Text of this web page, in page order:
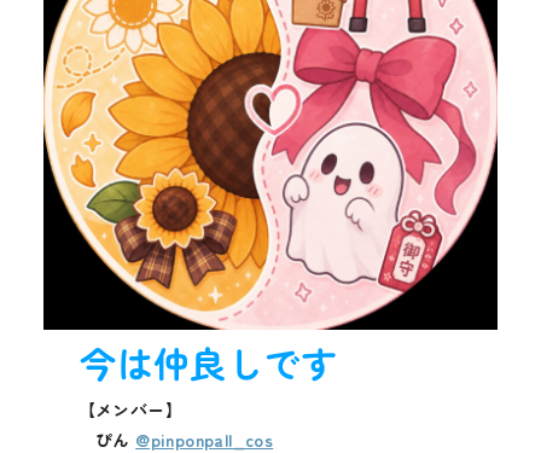
今は仲良しです
【メンバー】
ぴん @pinponpall_cos